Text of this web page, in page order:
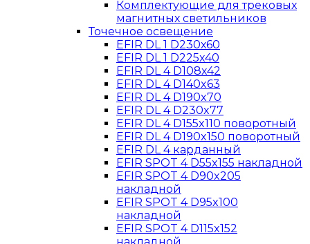
Комплектующие для трековых
магнитных светильников
Точечное освещение
EFIR DL 1 D230х60
EFIR DL 1 D225x40
EFIR DL 4 D108x42
EFIR DL 4 D140x63
EFIR DL 4 D190x70
EFIR DL 4 D230x77
EFIR DL 4 D155x110 поворотный
EFIR DL 4 D190x150 поворотный
EFIR DL 4 карданный
EFIR SPOT 4 D55x155 накладной
EFIR SPOT 4 D90x205
накладной
EFIR SPOT 4 D95x100
накладной
EFIR SPOT 4 D115x152